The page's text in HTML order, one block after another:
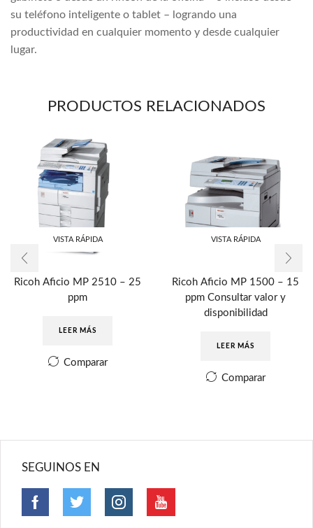
su teléfono inteligente o tablet – logrando una
productividad en cualquier momento y desde cualquier
lugar.
PRODUCTOS RELACIONADOS
VISTA RÁPIDA
Ricoh Aficio MP 2510 – 25
ppm
LEER MÁS
Comparar
VISTA RÁPIDA
Ricoh Aficio MP 1500 – 15
ppm Consultar valor y
disponibilidad
LEER MÁS
Comparar
SEGUINOS EN